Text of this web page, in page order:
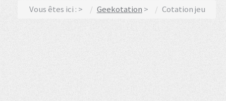
Vous êtes ici : Geekotation Cotation jeu